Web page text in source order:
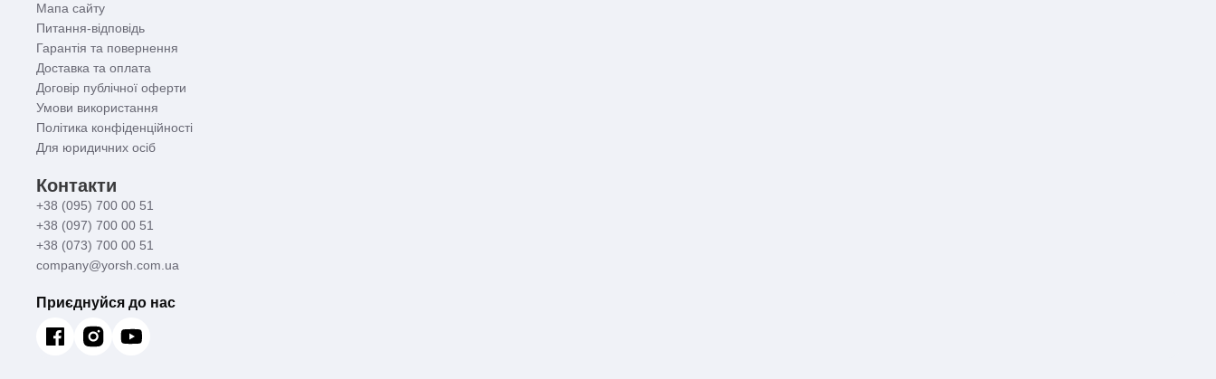
Мапа сайту
Питання-відповідь
Гарантія та повернення
Доставка та оплата
Договір публічної оферти
Умови використання
Політика конфіденційності
Для юридичних осіб
Контакти
+38 (095) 700 00 51
+38 (097) 700 00 51
+38 (073) 700 00 51
company@yorsh.com.ua
Приєднуйся до нас